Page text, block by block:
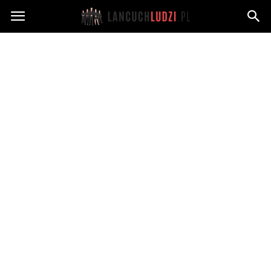
Lancuchludzi.pl